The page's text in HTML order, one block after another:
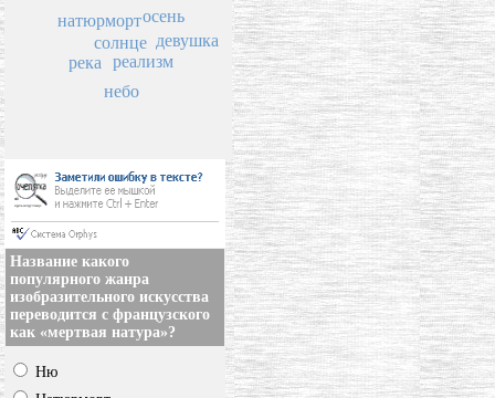
натюрморт
солнце
осень
река
реализм
небо
девушка
Название какого
популярного жанра
изобразительного искусства
переводится с французского
как «мертвая натура»?
Ню